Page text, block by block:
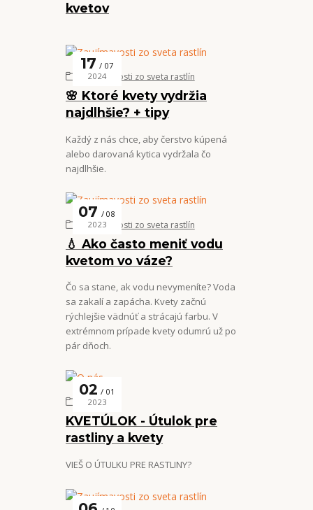
kvetov
🌸 Ktoré kvety vydržia
najdlhšie? + tipy
17
07
2024
Zaujímavosti zo sveta rastlín
Každý z nás chce, aby čerstvo kúpená
alebo darovaná kytica vydržala čo
najdlhšie.
💧 Ako často meniť vodu
kvetom vo váze?
07
08
2023
Zaujímavosti zo sveta rastlín
Čo sa stane, ak vodu nevymeníte? Voda
sa zakalí a zapácha. Kvety začnú
rýchlejšie vädnúť a strácajú farbu. V
extrémnom prípade kvety odumrú už po
pár dňoch.
KVETÚLOK - Útulok pre
rastliny a kvety
02
01
2023
O nás
VIEŠ O ÚTULKU PRE RASTLINY?